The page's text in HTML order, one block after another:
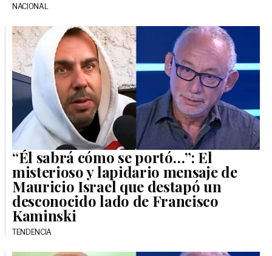
NACIONAL
“Él sabrá cómo se portó…”: El
misterioso y lapidario mensaje de
Mauricio Israel que destapó un
desconocido lado de Francisco
Kaminski
TENDENCIA